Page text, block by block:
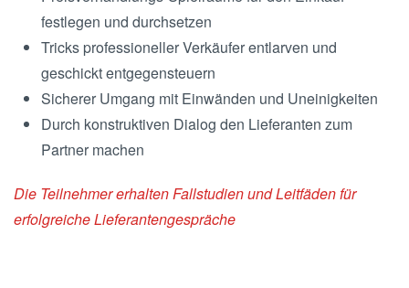
festlegen und durchsetzen
Tricks professioneller Verkäufer entlarven und
geschickt entgegensteuern
Sicherer Umgang mit Einwänden und Uneinigkeiten
Durch konstruktiven Dialog den Lieferanten zum
Partner machen
Die Teilnehmer erhalten Fallstudien und Leitfäden für
erfolgreiche Lieferantengespräche